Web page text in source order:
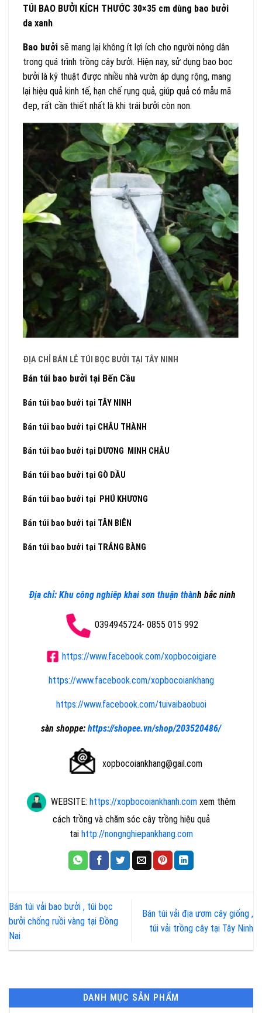
TÚI BAO BƯỞI KÍCH THƯỚC 30×35 cm dùng bao bưởi
da xanh
Bao bưởi sẽ mang lại không ít lợi ích cho người nông dân
trong quá trình trồng cây bưởi. Hiện nay, sử dụng bao bọc
bưởi là kỹ thuật được nhiều nhà vườn áp dụng rộng, mang
lại hiệu quả kinh tế, hạn chế rụng quả, giúp quả có mẫu mã
đẹp, rất cần thiết nhất là khi trái bưởi còn non.
ĐỊA CHỈ BÁN LẺ TÚI BỌC BƯỞI TẠI TÂY NINH
Bán túi bao bưởi tại Bến Cầu
Bán túi bao bưởi tại TÂY NINH
Bán túi bao bưởi tại CHÂU THÀNH
Bán túi bao bưởi tại DƯƠNG MINH CHÂU
Bán túi bao bưởi tại GÒ DẦU
Bán túi bao bưởi tại PHÚ KHƯƠNG
Bán túi bao bưởi tại TÂN BIÊN
Bán túi bao bưởi tại TRẢNG BÀNG
Địa chỉ: Khu công nghiêp khai sơn thuận thành bắc ninh
0394945724- 0855 015 992
https://www.facebook.com/xopbocoigiare
https://www.facebook.com/xopbocoiankhang
https://www.facebook.com/tuivaibaobuoi
sàn shoppe: https://shopee.vn/shop/203520486/
xopbocoiankhang@gail.com
WEBSITE: https://xopbocoiankhanh.comxem thêm
cách trồng và chăm sóc cây trồng hiệu quả
tai http://nongnghiepankhang.com
Bán túi vải bao bưởi , túi bọc
bưởi chống ruồi vàng tại Đồng
Nai
Bán túi vải địa ươm cây giống ,
túi vải trồng cây tại Tây Ninh
DANH MỤC SẢN PHẨM